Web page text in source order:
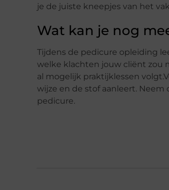
je de juiste kneepjes van het
Wat kan je nog
Tijdens de pedicure opleiding
welke klachten jouw cliënt zou
al mogelijk praktijklessen
wijze en de stof aanleert.
pedicure.